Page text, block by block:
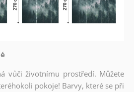
vůči životnímu prostředí. Můžete
pokoje! Barvy, které se při